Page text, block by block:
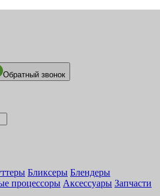
Обратный звонок
Бликсеры Блендеры
процессоры Аксессуары Запчасти